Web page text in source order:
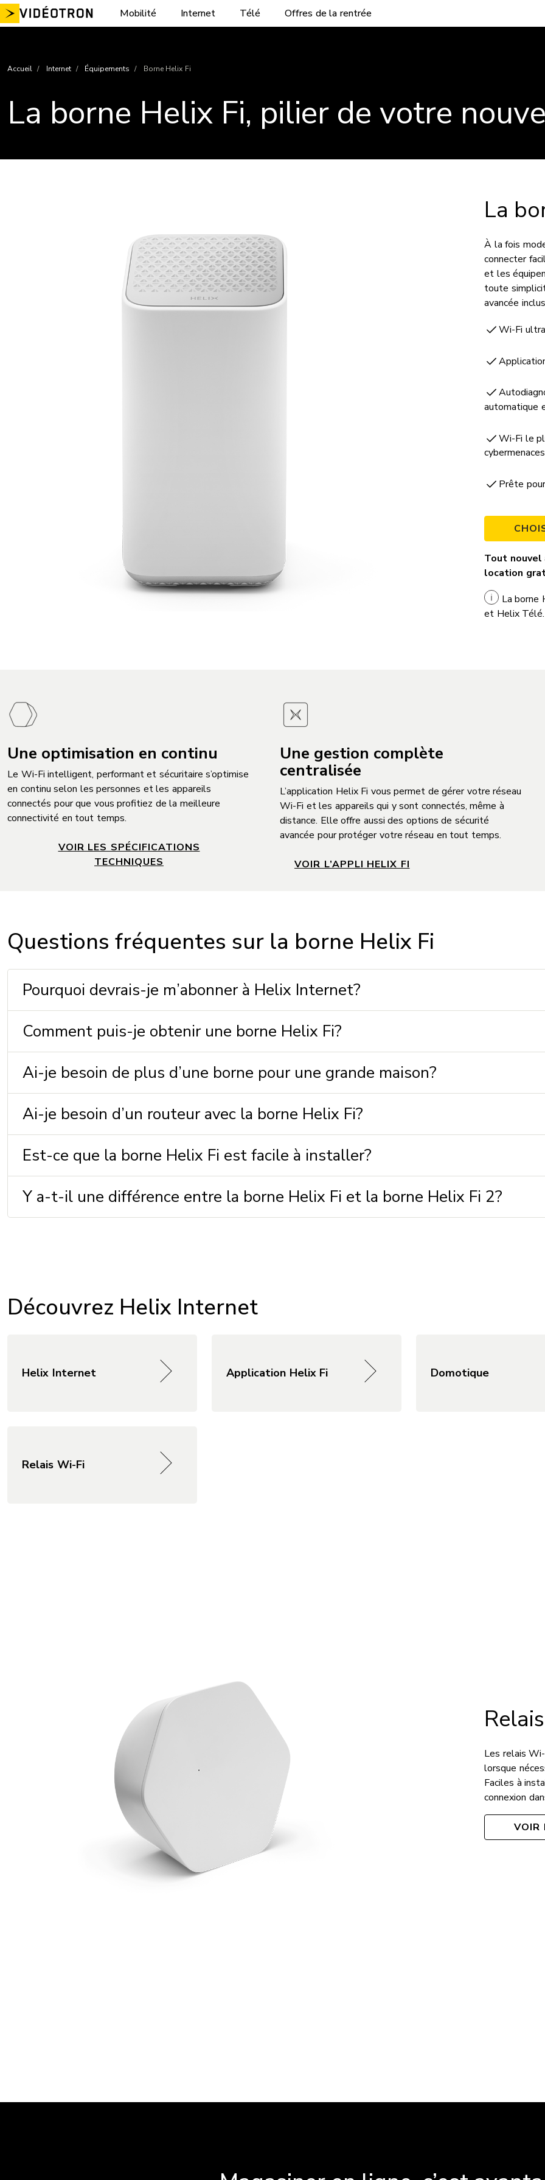
Aller
au
Mobilité Internet Télé Offres de la rentrée
Accueil Internet Équipements Borne Helix Fi
La borne Helix Fi, pilier de votre
La
À la fois
connecter
et les
toute
avancée
Wi-Fi
automatique
Wi-Fi le
cybermenaces
Prête
Tout
location
La borne
et Helix Télé.
Une optimisation en continu
Le Wi-Fi intelligent, performant et sécuritaire s’optimise
en continu selon les personnes et les appareils
connectés pour que vous profitiez de la meilleure
connectivité en tout temps.
VOIR LES SPÉCIFICATIONS
TECHNIQUES
Une gestion complète
centralisée
L’application Helix Fi vous permet de gérer votre réseau
Wi-Fi et les appareils qui y sont connectés, même à
distance. Elle offre aussi des options de sécurité
avancée pour protéger votre réseau en tout temps.
VOIR L’APPLI HELIX FI
Questions fréquentes sur la borne Helix Fi
Pourquoi devrais-je m’abonner à Helix Internet?
Comment puis-je obtenir une borne Helix Fi?
Ai-je besoin de plus d’une borne pour une grande maison?
Ai-je besoin d’un routeur avec la borne Helix Fi?
Est-ce que la borne Helix Fi est facile à installer?
Y a-t-il une différence entre la borne Helix Fi et la borne Helix Fi 2?
Découvrez Helix Internet
Helix Internet Application Helix Fi Domotique
Relais Wi-Fi
Les relais
lorsque
Faciles à
connexion
VOIR